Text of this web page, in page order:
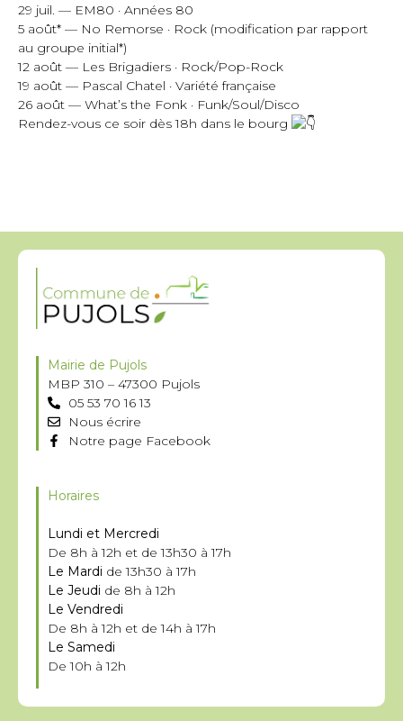
29 juil. — EM80 · Années 80
5 août* — No Remorse · Rock (modification par rapport
au groupe initial*)
12 août — Les Brigadiers · Rock/Pop-Rock
19 août — Pascal Chatel · Variété française
26 août — What’s the Fonk · Funk/Soul/Disco
Rendez-vous ce soir dès 18h dans le bourg
Mairie de Pujols
MBP 310 – 47300 Pujols
05 53 70 16 13
Nous écrire
Notre page Facebook
Horaires
Lundi et Mercredi
De 8h à 12h et de 13h30 à 17h
Le Mardi de 13h30 à 17h
Le Jeudi de 8h à 12h
Le Vendredi
De 8h à 12h et de 14h à 17h
Le Samedi
De 10h à 12h